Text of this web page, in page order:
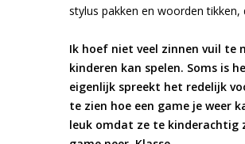
stylus pakken en woorden
Ik hoef niet veel zinnen vuil te
kinderen kan spelen. Soms is
eigenlijk spreekt het redelijk
te zien hoe een game je weer
leuk omdat ze te kinderachtig